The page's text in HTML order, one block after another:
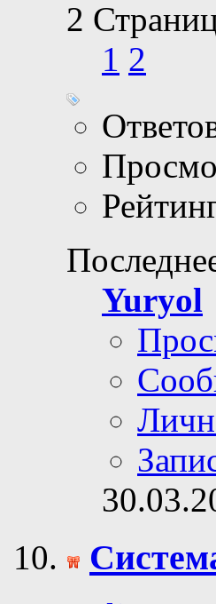
Yuryol
,
2
1 2
Yuryol